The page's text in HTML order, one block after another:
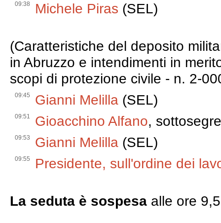
09:38 Michele Piras (SEL)
(Caratteristiche del deposito
in Abruzzo e intendimenti in
scopi di protezione civile - n. 2-
09:45 Gianni Melilla (SEL)
09:51 Gioacchino Alfano,
09:53 Gianni Melilla (SEL)
09:55 Presidente, sull'ordine dei
La seduta è sospesa alle ore